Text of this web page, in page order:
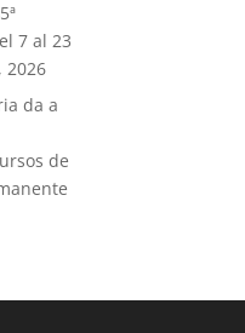
7 al 23
2026
da a
de